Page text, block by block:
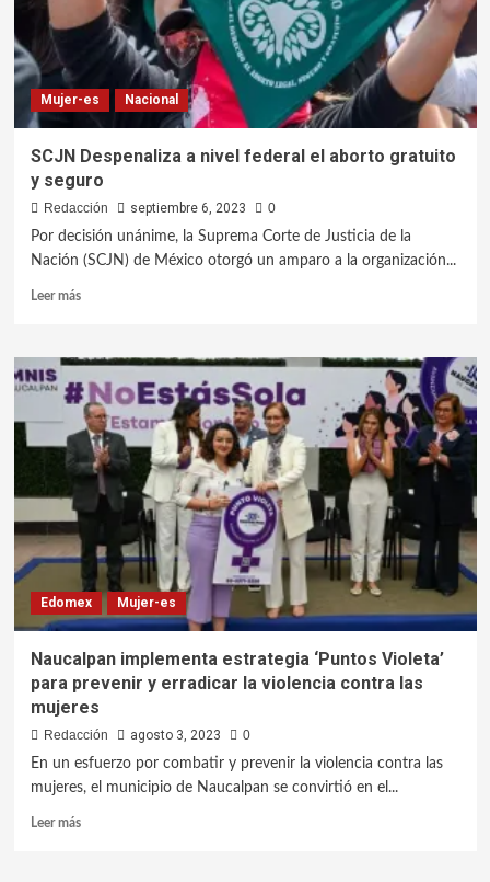
Mujer-es Nacional
SCJN Despenaliza a nivel federal el aborto gratuito
y seguro
Redacción septiembre 6, 2023
0
Por decisión unánime, la Suprema Corte de Justicia de la
Nación (SCJN) de México otorgó un amparo a la organización...
Leer más
Edomex Mujer-es
Naucalpan implementa estrategia ‘Puntos Violeta’
para prevenir y erradicar la violencia contra las
mujeres
Redacción agosto 3, 2023
0
En un esfuerzo por combatir y prevenir la violencia contra las
mujeres, el municipio de Naucalpan se convirtió en el...
Leer más